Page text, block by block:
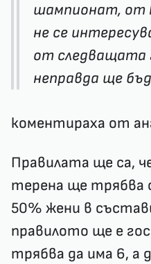
шампионат, от
не се
от следващата
неправда ще
коментираха от
Правилата ще са,
терена ще трябва
50% жени в
правилото ще е
трябва да има 6, а